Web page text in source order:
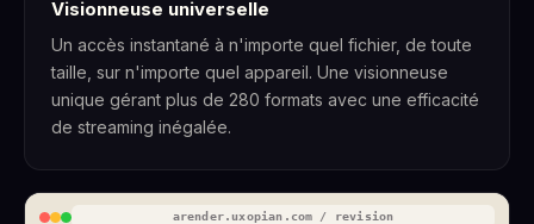
Visionneuse universelle
Un accès instantané à n'importe quel fichier, de toute
taille, sur n'importe quel appareil. Une visionneuse
unique gérant plus de 280 formats avec une efficacité
de streaming inégalée.
arender.uxopian.com / revision